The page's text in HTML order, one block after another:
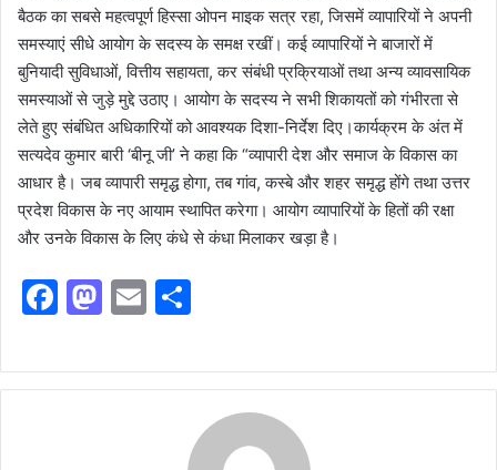
बैठक का सबसे महत्वपूर्ण हिस्सा ओपन माइक सत्र रहा, जिसमें व्यापारियों ने अपनी
समस्याएं सीधे आयोग के सदस्य के समक्ष रखीं। कई व्यापारियों ने बाजारों में
बुनियादी सुविधाओं, वित्तीय सहायता, कर संबंधी प्रक्रियाओं तथा अन्य व्यावसायिक
समस्याओं से जुड़े मुद्दे उठाए। आयोग के सदस्य ने सभी शिकायतों को गंभीरता से
लेते हुए संबंधित अधिकारियों को आवश्यक दिशा-निर्देश दिए।कार्यक्रम के अंत में
सत्यदेव कुमार बारी ‘बीनू जी’ ने कहा कि “व्यापारी देश और समाज के विकास का
आधार है। जब व्यापारी समृद्ध होगा, तब गांव, कस्बे और शहर समृद्ध होंगे तथा उत्तर
प्रदेश विकास के नए आयाम स्थापित करेगा। आयोग व्यापारियों के हितों की रक्षा
और उनके विकास के लिए कंधे से कंधा मिलाकर खड़ा है।
F
c
e
M
st
o
E
ai
l
ar
e